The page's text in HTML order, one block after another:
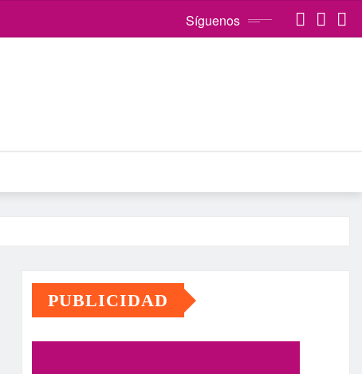
Síguenos
PUBLICIDAD